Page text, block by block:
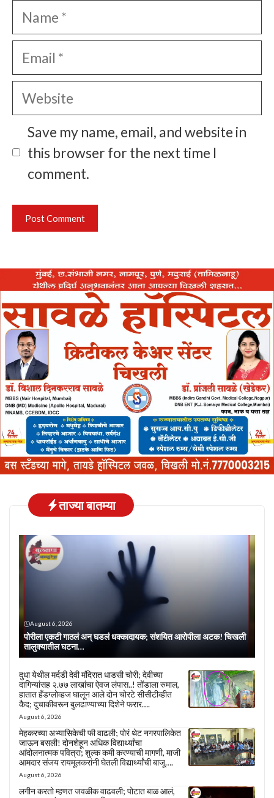
Name
Email
Website
Save my name, email, and website in
this browser for the next time I
comment.
ताज्या बातम्या
August 6, 2026
पोरीला एकटी गाठलं अन् घडलं धक्कादायक; संशयित आरोपीला अटक! चिखली
तालुक्यातील घटना…
दुधा येथील मर्दडी देवी मंदिरात धाडसी चोरी; देवीच्या
दागिन्यांसह २.७७ लाखांचा ऐवज लंपास..! तोंडाला रुमाल,
हातात हँडग्लोव्हज घालून आले दोन चोरटे सीसीटीव्हीत
कैद; दुचाकीवरून बुलढाण्याच्या दिशेने फरार….
August 6, 2026
मेहकरच्या अभ्यासिकेची फी वाढली; पोरं थेट नगरपालिकेत
जाऊन बसली! दोनशेहून अधिक विद्यार्थ्यांचा
आंदोलनात्मक पवित्रा; शुल्क कमी करण्याची मागणी, माजी
आमदार संजय रायमूलकरांनी घेतली विद्यार्थ्यांची बाजू….
August 6, 2026
लगीन करतो म्हणत जवळीक वाढवली; पोटात बाळ आलं,